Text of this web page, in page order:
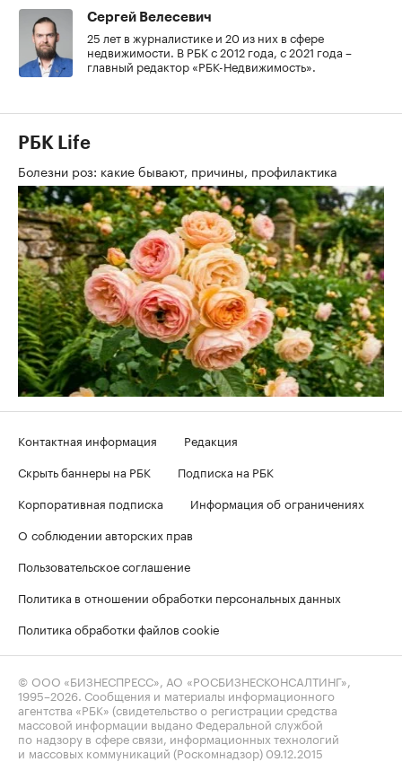
Сергей Велесевич
25 лет в журналистике и 20 из них в сфере
недвижимости. В РБК с 2012 года, с 2021 года –
главный редактор «РБК-Недвижимость».
РБК Life
Болезни роз: какие бывают, причины, профилактика
Контактная информация
Редакция
Скрыть баннеры на РБК
Подписка на РБК
Корпоративная подписка
Информация об ограничениях
О соблюдении авторских прав
Пользовательское соглашение
Политика в отношении обработки персональных данных
Политика обработки файлов cookie
© ООО «БИЗНЕСПРЕСС», АО «РОСБИЗНЕСКОНСАЛТИНГ»,
1995–2026 . Сообщения и материалы информационного
агентства «РБК» (свидетельство о регистрации средства
массовой информации выдано Федеральной службой
по надзору в сфере связи, информационных технологий
и массовых коммуникаций (Роскомнадзор) 09.12.2015